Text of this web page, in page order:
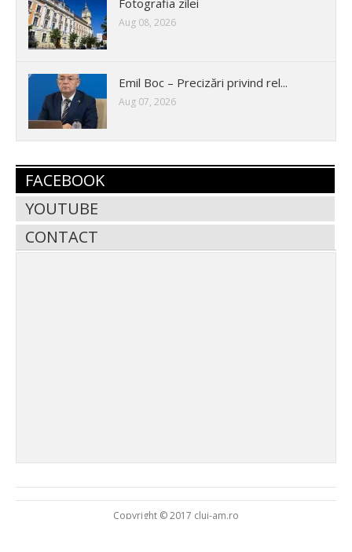
Aug 08, 2026
Emil Boc – Precizări privind rel...
Aug 07, 2026
FACEBOOK
YOUTUBE
CONTACT
Copyright © 2017 cluj-am.ro